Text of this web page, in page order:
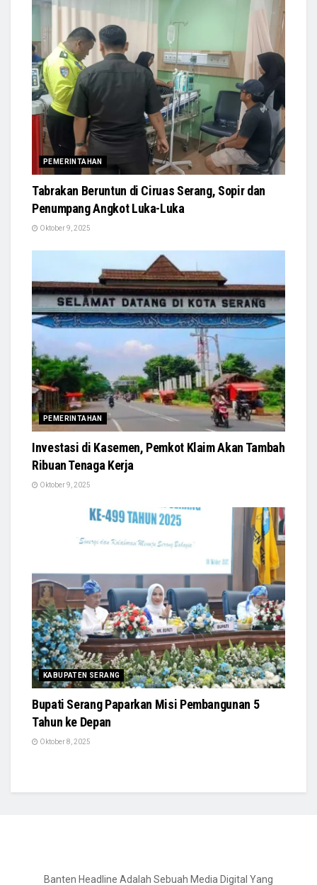
PEMERINTAHAN
Tabrakan Beruntun di Ciruas Serang, Sopir dan
Penumpang Angkot Luka-Luka
Oktober 9, 2025
PEMERINTAHAN
Investasi di Kasemen, Pemkot Klaim Akan Tambah
Ribuan Tenaga Kerja
Oktober 9, 2025
KABUPATEN SERANG
Bupati Serang Paparkan Misi Pembangunan 5
Tahun ke Depan
Oktober 8, 2025
Banten Headline Adalah Sebuah Media Digital Yang